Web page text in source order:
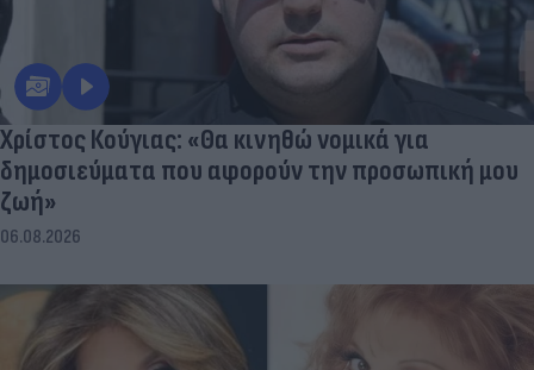
Χρίστος Κούγιας: «Θα κινηθώ νομικά για
δημοσιεύματα που αφορούν την προσωπική μου
ζωή»
06.08.2026